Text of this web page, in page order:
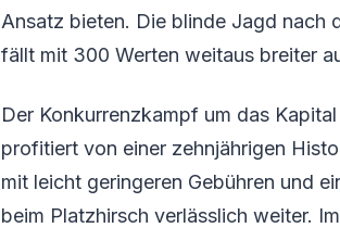
Ansatz bieten. Die blinde Jagd nach
fällt mit 300 Werten weitaus breiter
Der Konkurrenzkampf um das
profitiert von einer zehnjährigen
mit leicht geringeren Gebühren und
beim Platzhirsch verlässlich weiter.